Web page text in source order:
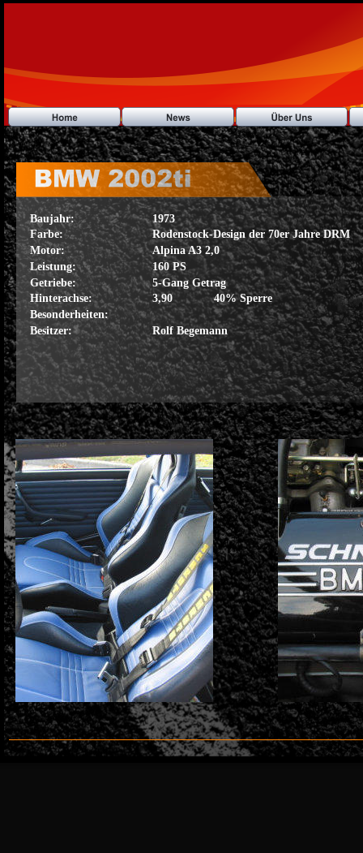
Baujahr:
1973
Farbe:
Rodenstock-Design der 70er Jahre DRM
Motor:
Alpina A3 2,0
Leistung:
160 PS
Getriebe:
5-Gang Getrag
Hinterachse:
3,90
40% Sperre
Besonderheiten:
Besitzer:
Rolf Begemann